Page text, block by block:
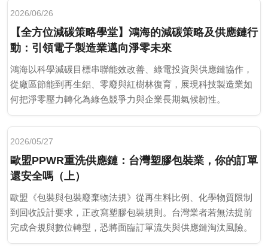
2026/06/26
【全方位減碳策略學堂】鴻海的減碳策略及供應鏈行
動：引領電子製造業邁向淨零未來
鴻海以科學減碳目標串聯能效改善、綠電投資與供應鏈協作，
從廠區節能到再生鋁、零廢與紅樹林復育，展現科技製造業如
何把淨零壓力轉化為綠色競爭力與企業長期氣候韌性。
2026/05/27
歐盟PPWR重洗供應鏈：台灣塑膠包裝業，你的訂單
還安全嗎（上）
歐盟《包裝與包裝廢棄物法規》從再生料比例、化學物質限制
到回收設計要求，正改寫塑膠包裝規則。台灣業者若無法提前
完成合規與數位轉型，恐將面臨訂單流失與供應鏈淘汰風險。